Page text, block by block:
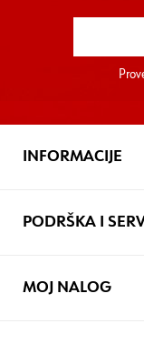
INFORMACIJE
PODRŠKA I
MOJ NALOG